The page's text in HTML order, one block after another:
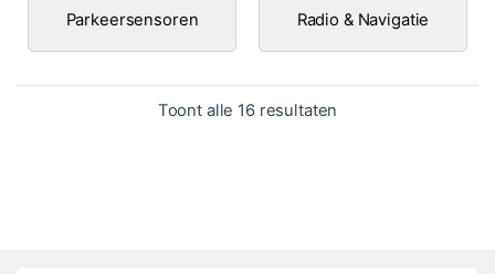
Parkeersensoren Radio & Navigatie
Toont alle 16 resultaten